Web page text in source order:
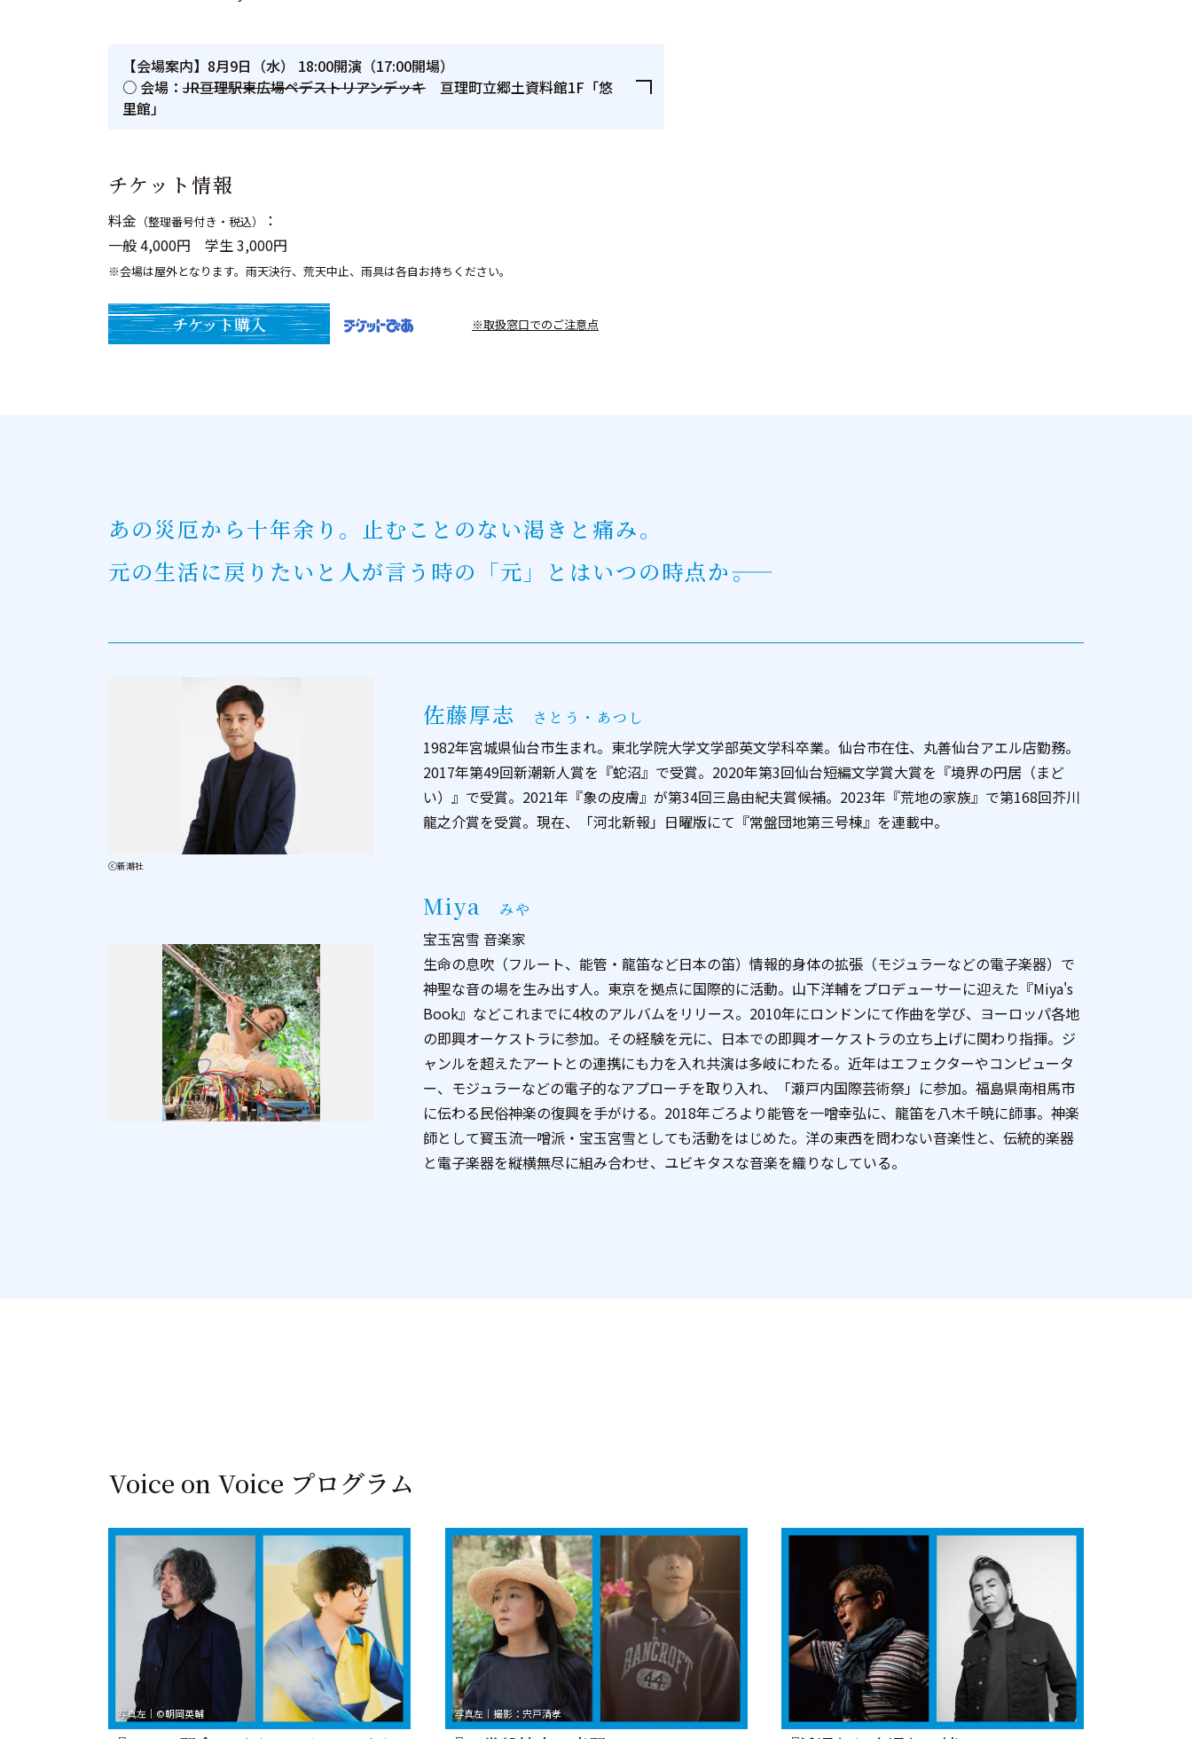
【会場案内】8月9日（水） 18:00開演（17:00開場）
○ 会場： JR亘理駅東広場ペデストリアンデッキ 亘理町立郷土資料館1F「悠
里館」
チケット情報
料金 （整理番号付き・税込）
：
一般 4,000円 学生 3,000円
※会場は屋外となります。雨天決行、荒天中止、雨具は各自お持ちください。
チケット購入 ※取扱窓口でのご注意点
あの災厄から十年余り。止むことのない渇きと痛み。
元の生活に戻りたいと人が言う時の「元」とはいつの時点か――。
ⓒ新潮社
佐藤厚志
1982年宮城県仙台市生まれ。東北学院大学文学部英文学科卒業。仙台市在住、丸善仙台アエル店勤務。
2017年第49回新潮新人賞を『蛇沼』で受賞。2020年第3回仙台短編文学賞大賞を『境界の円居（まど
い）』で受賞。2021年『象の皮膚』が第34回三島由紀夫賞候補。2023年『荒地の家族』で第168回芥川
龍之介賞を受賞。現在、「河北新報」日曜版にて『常盤団地第三号棟』を連載中。
Miya
宝玉宮雪 音楽家
生命の息吹（フルート、能管・龍笛など日本の笛）情報的身体の拡張（モジュラーなどの電子楽器）で
神聖な音の場を生み出す人。東京を拠点に国際的に活動。山下洋輔をプロデューサーに迎えた『Miya's
Book』などこれまでに4枚のアルバムをリリース。2010年にロンドンにて作曲を学び、ヨーロッパ各地
の即興オーケストラに参加。その経験を元に、日本での即興オーケストラの立ち上げに関わり指揮。ジ
ャンルを超えたアートとの連携にも力を入れ共演は多岐にわたる。近年はエフェクターやコンピュータ
ー、モジュラーなどの電子的なアプローチを取り入れ、「瀬戸内国際芸術祭」に参加。福島県南相馬市
に伝わる民俗神楽の復興を手がける。2018年ごろより能管を一噌幸弘に、龍笛を八木千暁に師事。神楽
師として寳玉流一噌派・宝玉宮雪としても活動をはじめた。洋の東西を問わない音楽性と、伝統的楽器
と電子楽器を縦横無尽に組み合わせ、ユビキタスな音楽を織りなしている。
Voice on Voice プログラム
写真左｜©︎朝岡英輔 写真左｜撮影：宍戸清孝